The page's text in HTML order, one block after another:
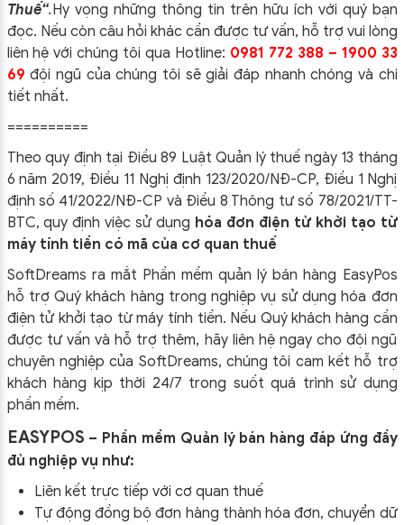
Thuế“.Hy vọng những thông tin trên hữu ích với quý bạn
đọc. Nếu còn câu hỏi khác cần được tư vấn, hỗ trợ vui lòng
liên hệ với chúng tôi qua Hotline: 0981 772 388 – 1900 33
69 đội ngũ của chúng tôi sẽ giải đáp nhanh chóng và chi
tiết nhất.
==========
Theo quy định tại Điều 89 Luật Quản lý thuế ngày 13 tháng
6 năm 2019, Điều 11 Nghị định 123/2020/NĐ-CP, Điều 1 Nghị
định số 41/2022/NĐ-CP và Điều 8 Thông tư số 78/2021/TT-
BTC, quy định việc sử dụng hóa đơn điện tử khởi tạo từ
máy tính tiền có mã của cơ quan thuế
SoftDreams ra mắt Phần mềm quản lý bán hàng EasyPos
hỗ trợ Quý khách hàng trong nghiệp vụ sử dụnghóa đơn
điện tử khởi tạo từ máy tính tiền. Nếu Quý khách hàng cần
được tư vấn và hỗ trợ thêm, hãy liên hệ ngay cho đội ngũ
chuyên nghiệp của SoftDreams, chúng tôi cam kết hỗ trợ
khách hàng kịp thời 24/7 trong suốt quá trình sử dụng
phần mềm.
EASYPOS – Phần mềm Quản lý bán hàng đáp ứng đầy
đủ nghiệp vụ như:
Liên kết trực tiếp với cơ quan thuế
Tự động đồng bộ đơn hàng thành hóa đơn, chuyển dữ